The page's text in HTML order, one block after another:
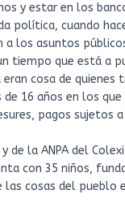
y estar en los
política, cuando
a los asuntos
tiempo que está a
cosa de quienes
16 años en los
pagos sujetos
la ANPA del
con 35 niños,
las cosas del pueblo